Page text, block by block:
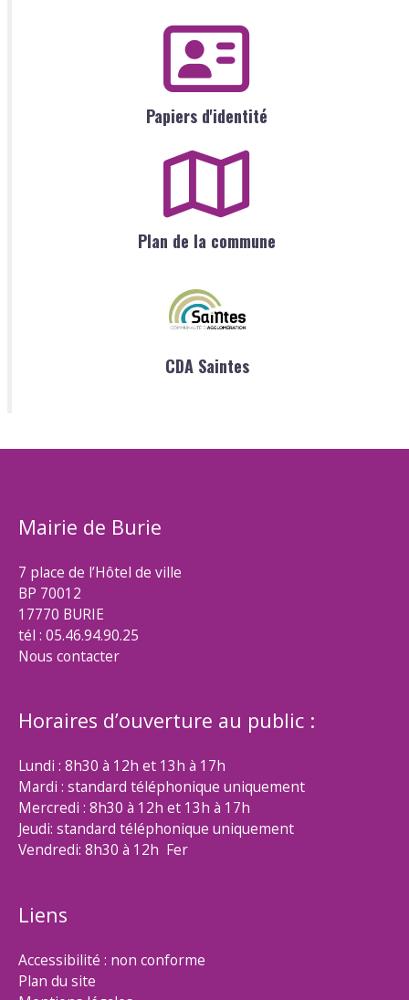
Papiers d'identité
Plan de la commune
CDA Saintes
Mairie de Burie
7 place de l’Hôtel de ville
BP 70012
17770 BURIE
tél : 05.46.94.90.25
Nous contacter
Horaires d’ouverture au public :
Lundi : 8h30 à 12h et 13h à 17h
Mardi : standard téléphonique uniquement
Mercredi : 8h30 à 12h et 13h à 17h
Jeudi: standard téléphonique uniquement
Vendredi: 8h30 à 12h Fer
Liens
Accessibilité : non conforme
Plan du site